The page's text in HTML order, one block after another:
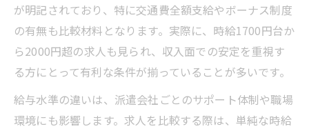
が明記されており、特に交通費全額支給やボーナス制度
の有無も比較材料となります。実際に、時給1700円台か
ら2000円超の求人も見られ、収入面での安定を重視す
る方にとって有利な条件が揃っていることが多いです。
給与水準の違いは、派遣会社ごとのサポート体制や職場
環境にも影響します。求人を比較する際は、単純な時給